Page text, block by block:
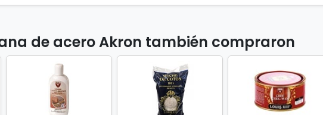
e
o
A
k
r
o
n
de acero Akron también compraron